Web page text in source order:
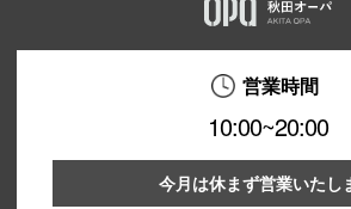
営業時間
10:00~20:00
今月は休まず営業いたし